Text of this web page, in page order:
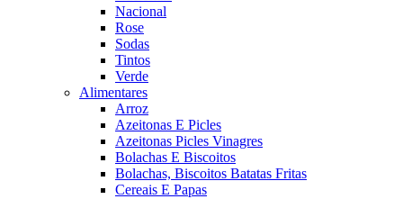
Nacional
Rose
Sodas
Tintos
Verde
Alimentares
Arroz
Azeitonas E Picles
Azeitonas Picles Vinagres
Bolachas E Biscoitos
Bolachas, Biscoitos Batatas Fritas
Cereais E Papas